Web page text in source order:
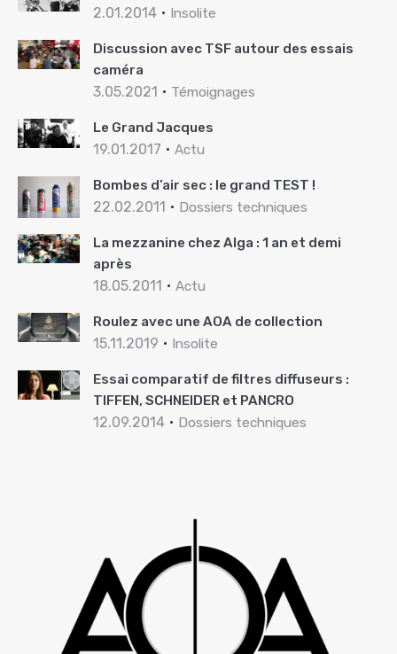
2.01.2014 Insolite
Discussion avec TSF autour des essais
caméra
3.05.2021 Témoignages
Le Grand Jacques
19.01.2017 Actu
Bombes d’air sec : le grand TEST !
22.02.2011 Dossiers techniques
La mezzanine chez Alga : 1 an et demi
après
18.05.2011 Actu
Roulez avec une AOA de collection
15.11.2019 Insolite
Essai comparatif de filtres diffuseurs :
TIFFEN, SCHNEIDER et PANCRO
12.09.2014 Dossiers techniques